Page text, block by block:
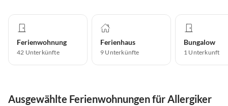
Ferienwohnung
42 Unterkünfte
Ferienhaus
9 Unterkünfte
Bungalow
1 Unterkunft
Ausgewählte Ferienwohnungen für Allergiker